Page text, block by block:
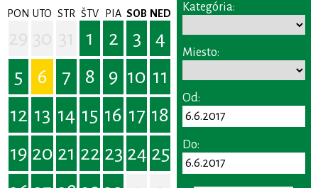
PON UTO STR ŠTV PIA SOB NED
1 2 3
4
5
6 7 8 9 10 11
12 13 14 15 16 17 18
19 20 21 22 23 24 25
Kategória:
Miesto:
Od:
Do: